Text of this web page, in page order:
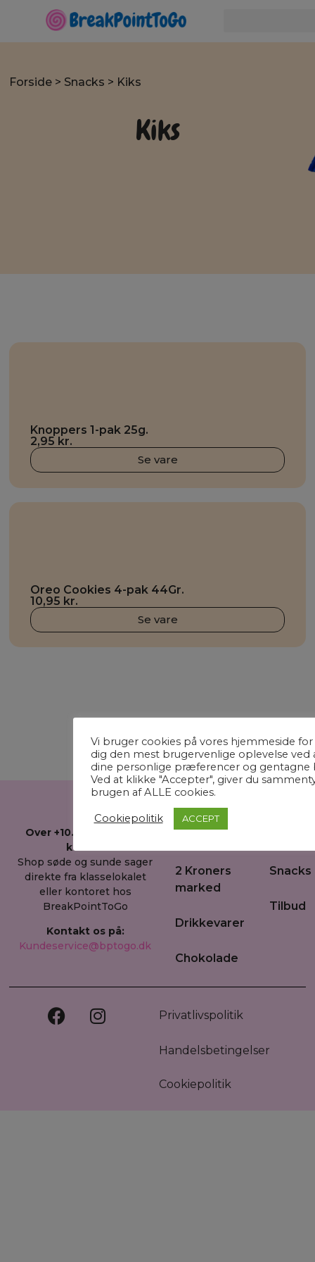
Forside > Snacks > Kiks
Kiks
Knoppers 1-pak 25g.
2,95 kr.
Se vare
Oreo Cookies 4-pak 44Gr.
10,95 kr.
Se vare
Over +10.000 betjente
kunder
Shop søde og sunde sager
direkte fra klasselokalet
eller kontoret hos
BreakPointToGo
Kontakt os på:
Kundeservice@bptogo.dk
2 Kroners
marked
Drikkevarer
Chokolade
Snacks
Tilbud
Privatlivspolitik
Handelsbetingelser
Cookiepolitik
Vi bruger cookies på vores hjemmeside for
dig den mest brugervenlige oplevelse ved
dine personlige præferencer og gentagne
Ved at klikke "Accepter", giver du
brugen af ALLE cookies.
Cookiepolitik ACCEPT